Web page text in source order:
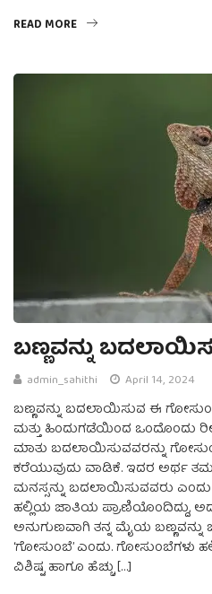
READ MORE
ಬಣ್ಣವನ್ನು
admin_sahithi April 14, 2024
ಬಣ್ಣವನ್ನು ಬದಲಾಯಿಸುವ ಈ
ಮತ್ತು ಹಿಂದುಗಡೆಯಿಂದ ಒಂದೊಂದು
ಮಾತು ಬದಲಾಯಿಸುವವರನ್ನು
ಕರೆಯುವುದು ವಾಡಿಕೆ. ಇದರ ಅರ್ಥ
ಮನಸ್ಸನ್ನು ಬದಲಾಯಿಸುವವರು
ಹಲ್ಲಿಯ ಜಾತಿಯ ಪ್ರಾಣಿಯೊಂದಿದ್ದು,
ಅನುಗುಣವಾಗಿ ತನ್ನ ಮೈಯ
‘ಗೋಸುಂಬೆ’ ಎಂದು. ಗೋಸುಂಬೆಗಳು
ವಿಶಿಷ್ಟ ಹಾಗೂ ಹೆಚ್ಚು […]